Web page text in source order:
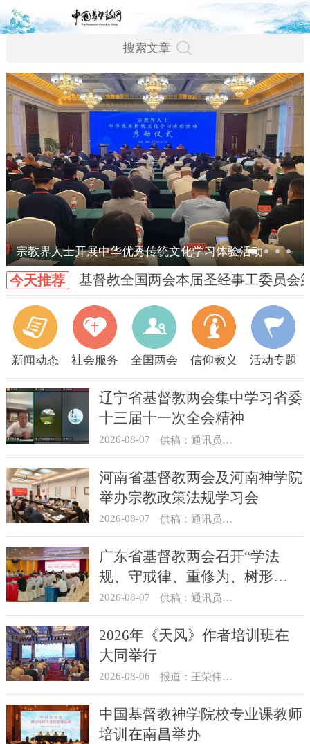
宗教界人士开展中华优秀传统文化学习体验活动
今天推荐 基督教全国两会本届圣经事工委员会
新闻动态 社会服务 全国两会 信仰教义 活动专题
辽宁省基督教两会集中学习省委
十三届十一次全会精神
2026-08-07 供稿：通讯员 顾利民
河南省基督教两会及河南神学院
举办宗教政策法规学习会
2026-08-07 供稿：通讯员 靳新元
广东省基督教两会召开“学法
规、守戒律、重修为、树形
象”教育活动总结会议
2026-08-07 供稿：通讯员 汪浩
2026年《天风》作者培训班在
大同举行
2026-08-06 报道：王荣伟 摄影：冯谦
中国基督教神学院校专业课教师
培训在南昌举办